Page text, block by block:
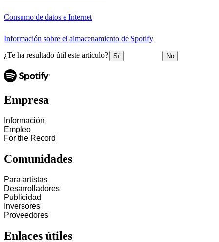
Consumo de datos e Internet
Información sobre el almacenamiento de Spotify
¿Te ha resultado útil este artículo? Sí No
Empresa
Información
Empleo
For the Record
Comunidades
Para artistas
Desarrolladores
Publicidad
Inversores
Proveedores
Enlaces útiles